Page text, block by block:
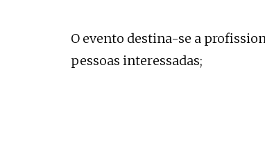
O evento destina-se a
pessoas interessadas;